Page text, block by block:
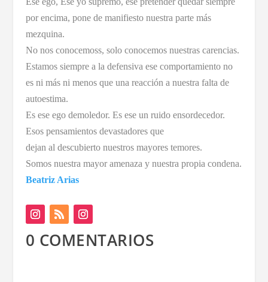
por encima, pone de manifiesto nuestra parte más
mezquina.
No nos conocemoss, solo conocemos nuestras carencias.
Estamos siempre a la defensiva ese comportamiento no
es ni más ni menos que una reacción a nuestra falta de
autoestima.
Es ese ego demoledor. Es ese un ruido ensordecedor.
Esos pensamientos devastadores que
dejan al descubierto nuestros mayores temores.
Somos nuestra mayor amenaza y nuestra propia condena.
Beatriz Arias
0 COMENTARIOS